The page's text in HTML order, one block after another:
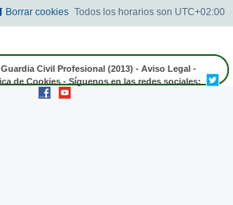
Todos los horarios son UTC+02:00
Borrar cookies
Civil Profesional (2013) - Aviso Legal -
de Cookies - Síguenos en las redes sociales: